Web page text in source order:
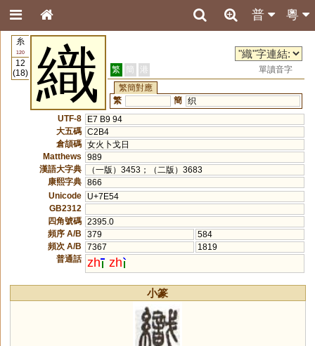
粵
普
糸
120
12
(18)
織 繁 簡 港
單讀音字
繁簡對應
繁
簡 织
UTF-8
E7 B9 94
大五碼 C2B4
倉頡碼 女火卜戈日
Matthews
989
漢語大字典
（一版）3453；（二版）3683
康熙字典 866
Unicode
U+7E54
GB2312
四角號碼 2395.0
頻序 A/B
379
584
頻次 A/B
7367
1819
普通話 zh zh
小篆